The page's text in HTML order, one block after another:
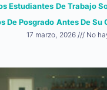
Estudiantes De Trabajo
De Posgrado Antes De Su
17 marzo, 2026 No